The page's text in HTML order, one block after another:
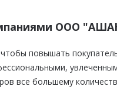
ООО
повышать
все большему